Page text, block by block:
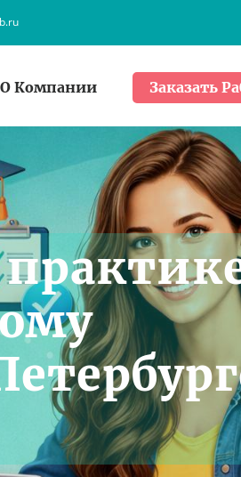
О Компании Заказать